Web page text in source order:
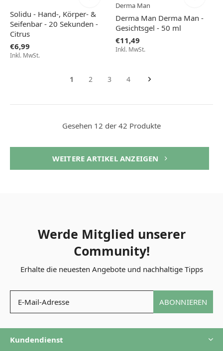
Solidu - Hand-, Körper- &
Seifenbar - 20 Sekunden -
Citrus
€6,99
Inkl. MwSt.
Derma Man
Derma Man Derma Man -
Gesichtsgel - 50 ml
€11,49
Inkl. MwSt.
1 2 3 4
Gesehen 12 der 42 Produkte
WEITERE ARTIKEL ANZEIGEN
Werde Mitglied unserer
Community!
Erhalte die neuesten Angebote und nachhaltige Tipps
ABONNIEREN
Kundendienst